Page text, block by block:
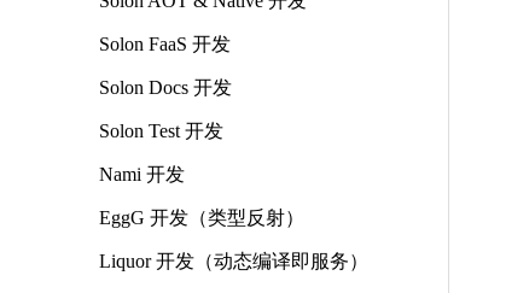
Solon FaaS 开发
Solon Docs 开发
Solon Test 开发
Nami 开发
EggG 开发（类型反射）
Liquor 开发（动态编译即服务）